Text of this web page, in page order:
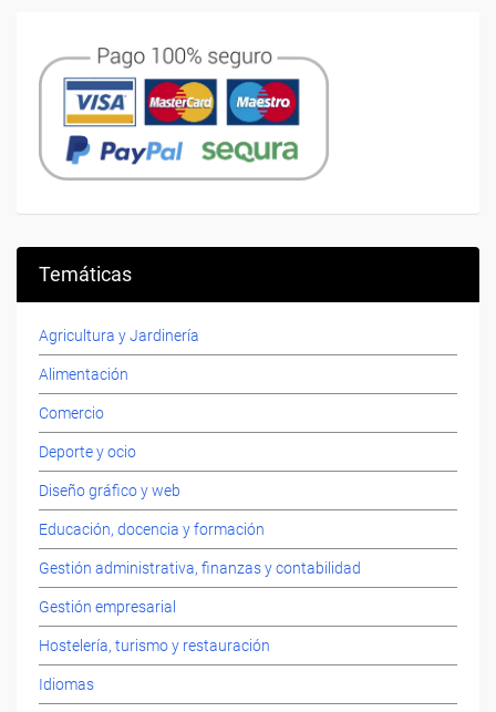
Temáticas
Agricultura y Jardinería
Alimentación
Comercio
Deporte y ocio
Diseño gráfico y web
Educación, docencia y formación
Gestión administrativa, finanzas y contabilidad
Gestión empresarial
Hostelería, turismo y restauración
Idiomas